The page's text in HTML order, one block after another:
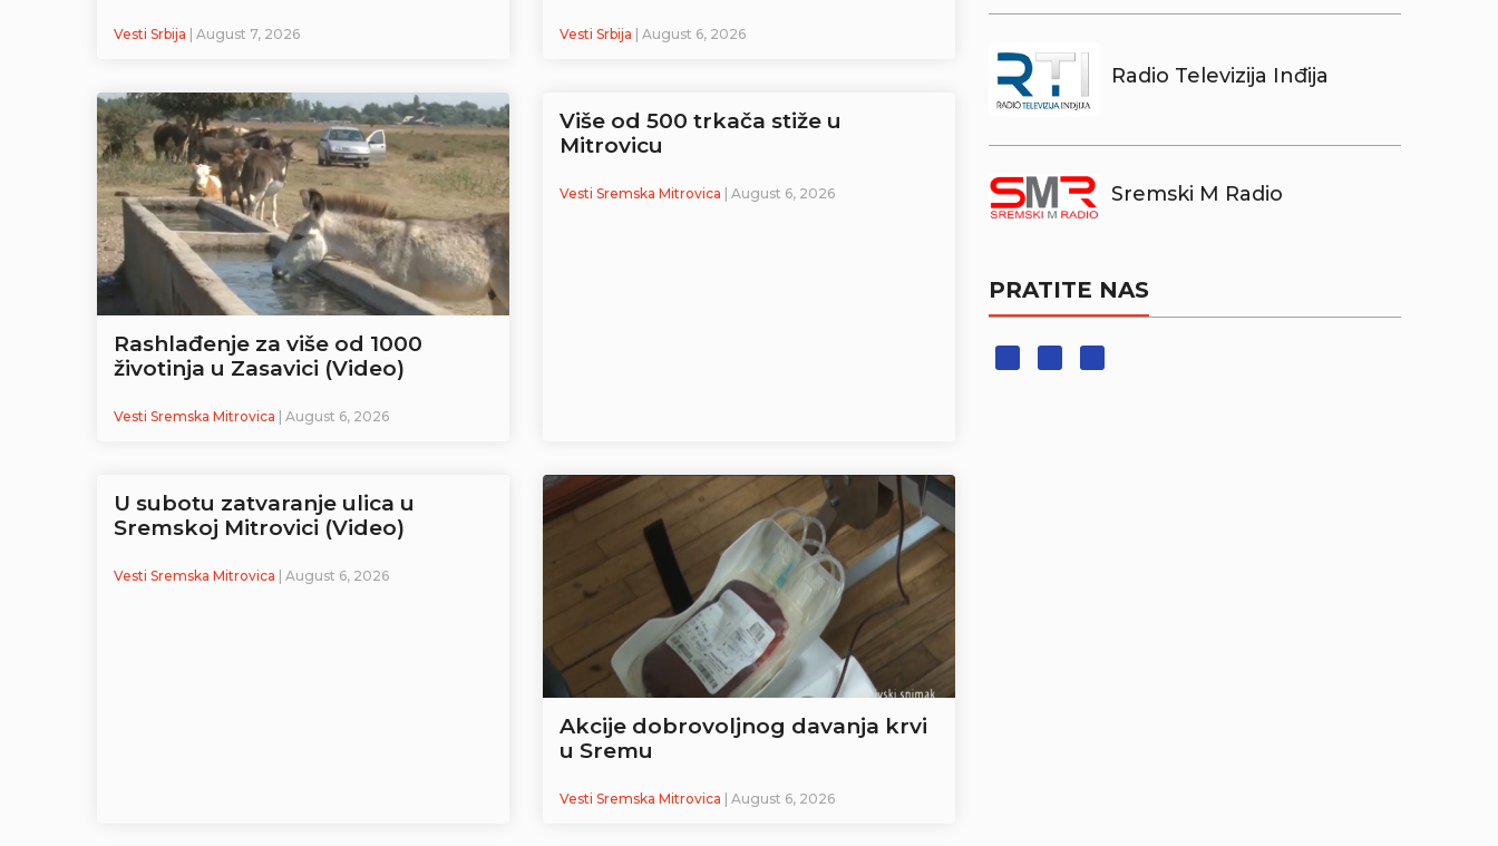
Vesti Srbija | August 7, 2026 Vesti Srbija | August 6, 2026
Rashlađenje za više od 1000
životinja u Zasavici (Video)
Vesti Sremska Mitrovica | August 6, 2026
Više od 500 trkača stiže u
Mitrovicu
Vesti Sremska Mitrovica | August 6, 2026
U subotu zatvaranje ulica u
Sremskoj Mitrovici (Video)
Vesti Sremska Mitrovica | August 6, 2026
Akcije dobrovoljnog davanja krvi
u Sremu
Vesti Sremska Mitrovica | August 6, 2026
Radio Televizija Inđija
Sremski M Radio
PRATITE NAS